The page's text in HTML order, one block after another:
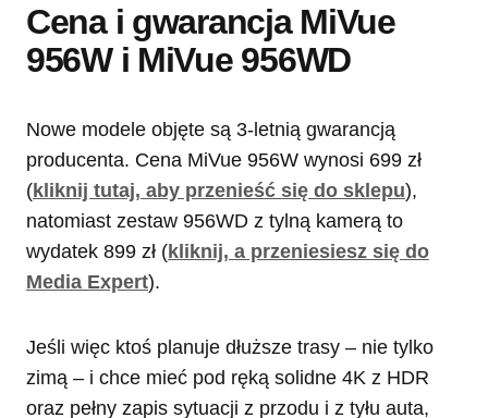
Cena i gwarancja MiVue
956W i MiVue 956WD
Nowe modele objęte są 3-letnią gwarancją
producenta. Cena MiVue 956W wynosi 699 zł
(kliknij tutaj, aby przenieść się do sklepu),
natomiast zestaw 956WD z tylną kamerą to
wydatek 899 zł (kliknij, a przeniesiesz się do
Media Expert).
Jeśli więc ktoś planuje dłuższe trasy – nie tylko
zimą – i chce mieć pod ręką solidne 4K z HDR
oraz pełny zapis sytuacji z przodu i z tyłu auta,